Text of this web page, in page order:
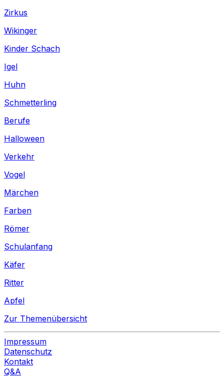
Zirkus
Wikinger
Kinder Schach
Igel
Huhn
Schmetterling
Berufe
Halloween
Verkehr
Vogel
Märchen
Farben
Römer
Schulanfang
Käfer
Ritter
Apfel
Zur Themenübersicht
Impressum
Datenschutz
Kontakt
Q&A